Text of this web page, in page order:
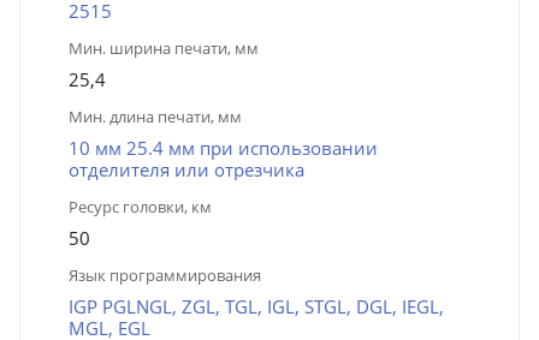
2515
Мин. ширина печати, мм
25,4
Мин. длина печати, мм
10 мм 25.4 мм при использовании
отделителя или отрезчика
Ресурс головки, км
50
Язык программирования
IGP PGLNGL, ZGL, TGL, IGL, STGL, DGL, IEGL,
MGL, EGL